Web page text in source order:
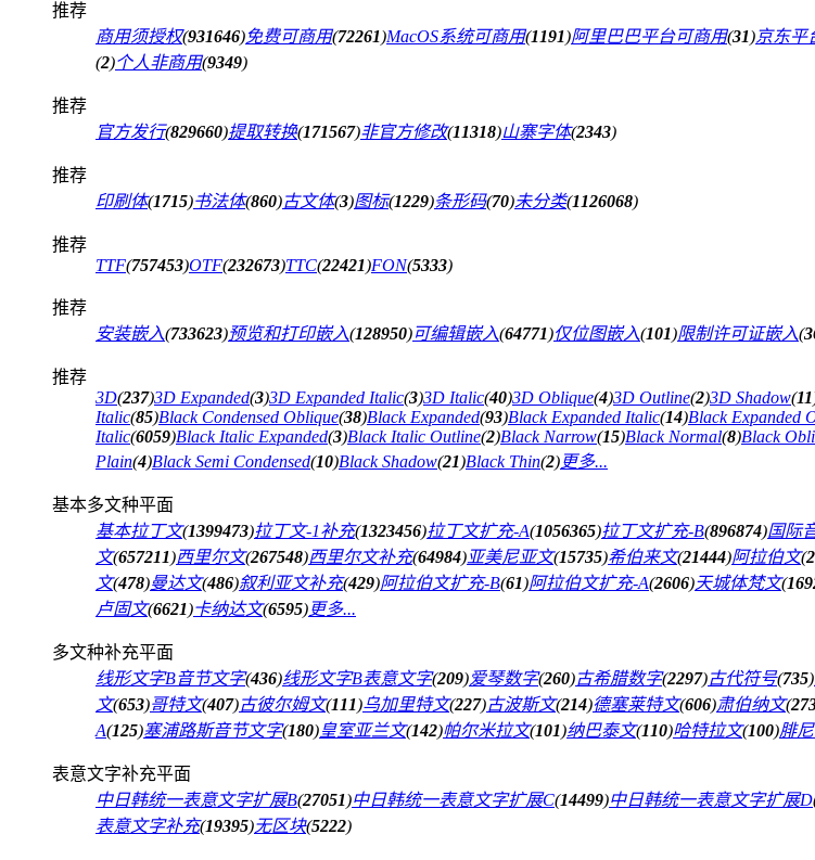
推荐
商用须授权(931646)免费可商用(72261)MacOS系统可商用(1191)阿里巴巴平台可商用(31)京东平
(2)个人非商用(9349)
推荐
官方发行(829660)提取转换(171567)非官方修改(11318)山寨字体(2343)
推荐
印刷体(1715)书法体(860)古文体(3)图标(1229)条形码(70)未分类(1126068)
推荐
TTF(757453)OTF(232673)TTC(22421)FON(5333)
推荐
安装嵌入(733623)预览和打印嵌入(128950)可编辑嵌入(64771)仅位图嵌入(101)限制许可证嵌入(
推荐
3D(237)3D Expanded(3)3D Expanded Italic(3)3D Italic(40)3D Oblique(4)3D Outline(2)3D Shadow(11
Italic(85)Black Condensed Oblique(38)Black Expanded(93)Black Expanded Italic(14)Black Expanded
Italic(6059)Black Italic Expanded(3)Black Italic Outline(2)Black Narrow(15)Black Normal(8)Black
Plain(4)Black Semi Condensed(10)Black Shadow(21)Black Thin(2)更多...
基本多文种平面
基本拉丁文(1399473)拉丁文-1补充(1323456)拉丁文扩充-A(1056365)拉丁文扩充-B(896874)国际
文(657211)西里尔文(267548)西里尔文补充(64984)亚美尼亚文(15735)希伯来文(21444)阿拉伯文(
文(478)曼达文(486)叙利亚文补充(429)阿拉伯文扩充-B(61)阿拉伯文扩充-A(2606)天城体梵文(
卢固文(6621)卡纳达文(6595)更多...
多文种补充平面
线形文字B音节文字(436)线形文字B表意文字(209)爱琴数字(260)古希腊数字(2297)古代符号(735)
文(653)哥特文(407)古彼尔姆文(111)乌加里特文(227)古波斯文(214)德塞莱特文(606)肃伯纳文(
A(125)塞浦路斯音节文字(180)皇室亚兰文(142)帕尔米拉文(101)纳巴泰文(110)哈特拉文(100)腓
表意文字补充平面
中日韩统一表意文字扩展B(27051)中日韩统一表意文字扩展C(14499)中日韩统一表意文字扩展D
表意文字补充(19395)无区块(5222)